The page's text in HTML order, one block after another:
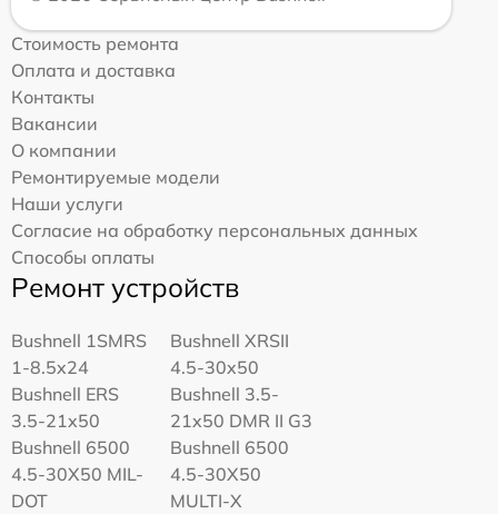
Стоимость ремонта
Оплата и доставка
Контакты
Вакансии
О компании
Ремонтируемые модели
Наши услуги
Согласие на обработку персональных данных
Способы оплаты
Ремонт устройств
Bushnell 1SMRS
1-8.5x24
Bushnell XRSII
4.5-30x50
Bushnell ERS
3.5-21x50
Bushnell 3.5-
21x50 DMR II G3
Bushnell 6500
4.5-30X50 MIL-
DOT
Bushnell 6500
4.5-30X50
MULTI-X